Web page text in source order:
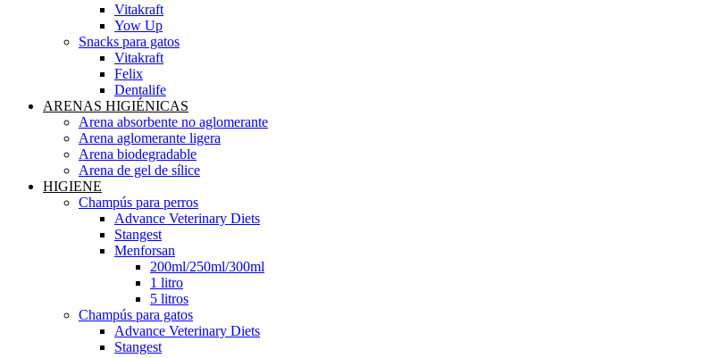
Vitakraft
Yow Up
Snacks para gatos
Vitakraft
Felix
Dentalife
ARENAS HIGIÉNICAS
Arena absorbente no aglomerante
Arena aglomerante ligera
Arena biodegradable
Arena de gel de sílice
HIGIENE
Champús para perros
Advance Veterinary Diets
Stangest
Menforsan
200ml/250ml/300ml
1 litro
5 litros
Champús para gatos
Advance Veterinary Diets
Stangest